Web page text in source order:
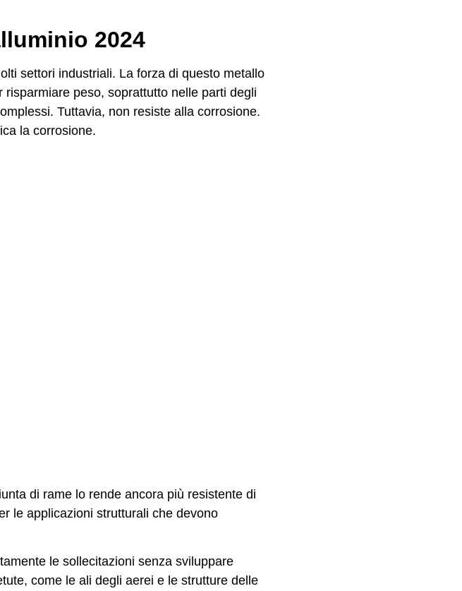
2024
settori industriali. La forza di questo metallo
peso, soprattutto nelle parti degli
Tuttavia, non resiste alla corrosione.
la corrosione.
di rame lo rende ancora più resistente di
le applicazioni strutturali che devono
le sollecitazioni senza sviluppare
come le ali degli aerei e le strutture delle